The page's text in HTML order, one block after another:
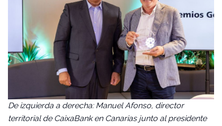
De izquierda a derecha: Manuel Afonso, director
territorial de CaixaBank en Canarias junto al presidente